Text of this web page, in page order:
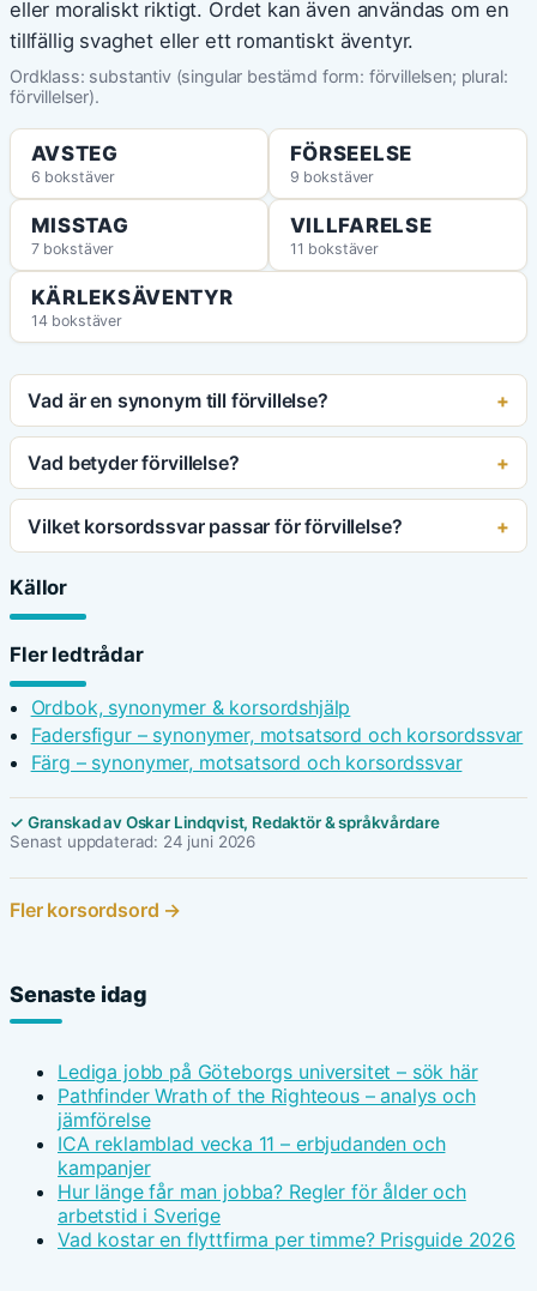
eller moraliskt riktigt. Ordet kan även användas om en
tillfällig svaghet eller ett romantiskt äventyr.
Ordklass: substantiv (singular bestämd form: förvillelsen; plural:
förvillelser).
AVSTEG
6 bokstäver
FÖRSEELSE
9 bokstäver
MISSTAG
7 bokstäver
VILLFARELSE
11 bokstäver
KÄRLEKSÄVENTYR
14 bokstäver
Vad är en synonym till förvillelse?
Vad betyder förvillelse?
Vilket korsordssvar passar för förvillelse?
Källor
Fler ledtrådar
Ordbok, synonymer & korsordshjälp
Fadersfigur – synonymer, motsatsord och korsordssvar
Färg – synonymer, motsatsord och korsordssvar
✓ Granskad av Oskar Lindqvist, Redaktör & språkvårdare
Senast uppdaterad: 24 juni 2026
Fler korsordsord →
Senaste idag
Lediga jobb på Göteborgs universitet – sök här
Pathfinder Wrath of the Righteous – analys och
jämförelse
ICA reklamblad vecka 11 – erbjudanden och
kampanjer
Hur länge får man jobba? Regler för ålder och
arbetstid i Sverige
Vad kostar en flyttfirma per timme? Prisguide 2026